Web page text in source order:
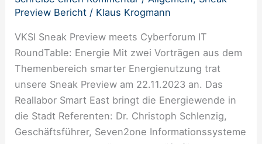
Preview Bericht / Klaus Krogmann
VKSI Sneak Preview meets Cyberforum IT
RoundTable: Energie Mit zwei Vorträgen aus dem
Themenbereich smarter Energienutzung trat
unsere Sneak Preview am 22.11.2023 an. Das
Reallabor Smart East bringt die Energiewende in
die Stadt Referenten: Dr. Christoph Schlenzig,
Geschäftsführer, Seven2one Informationssysteme